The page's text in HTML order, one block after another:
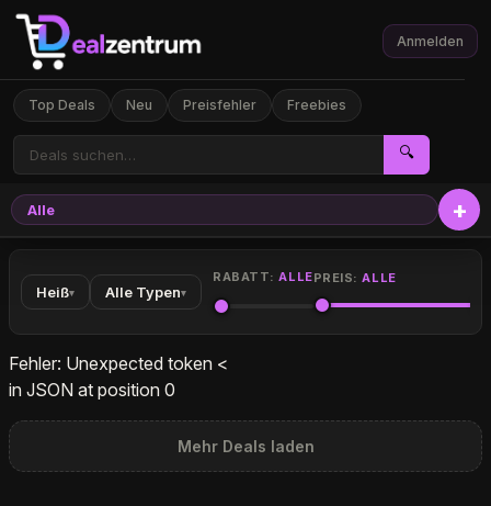
Top Deals Neu Preisfehler Freebies
🔍
Anmelden
Alle
Heiß▾ Alle Typen▾
RABATT:ALLEPREIS:ALLE
Fehler: Unexpected token <
in JSON at position 0
Mehr Deals laden